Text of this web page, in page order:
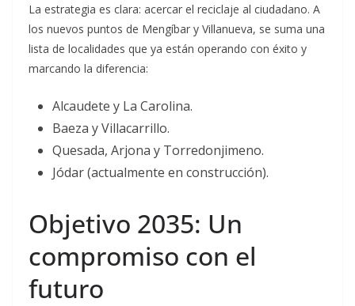
La estrategia es clara: acercar el reciclaje al ciudadano. A
los nuevos puntos de Mengíbar y Villanueva, se suma una
lista de localidades que ya están operando con éxito y
marcando la diferencia:
Alcaudete y La Carolina.
Baeza y Villacarrillo.
Quesada, Arjona y Torredonjimeno.
Jódar (actualmente en construcción).
Objetivo 2035: Un
compromiso con el
futuro